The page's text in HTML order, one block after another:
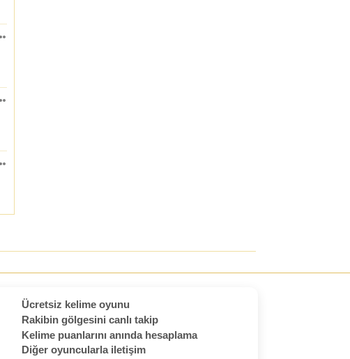
Ücretsiz kelime oyunu
Rakibin gölgesini canlı takip
Kelime puanlarını anında hesaplama
Diğer oyuncularla iletişim